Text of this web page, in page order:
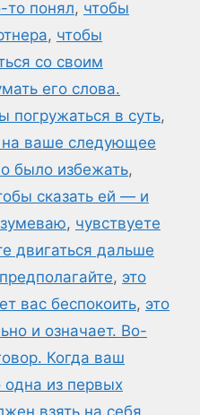
то понял, чтобы
, чтобы
со своим
его слова.
погружаться в суть,
на ваше следующее
было избежать,
сказать ей — и
, чувствуете
двигаться дальше
, это
вас беспокоить, это
и означает. Во-
Когда ваш
одна из первых
взять на себя